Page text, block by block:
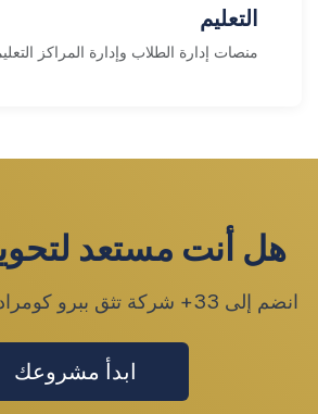
التعليم
منصات إدارة الطلاب وإدارة المراكز
هل أنت مستعد
انضم إلى 33+ شركة تثق ببرو كومرادس لتطبيقات أودو.
ابدأ مشروعك